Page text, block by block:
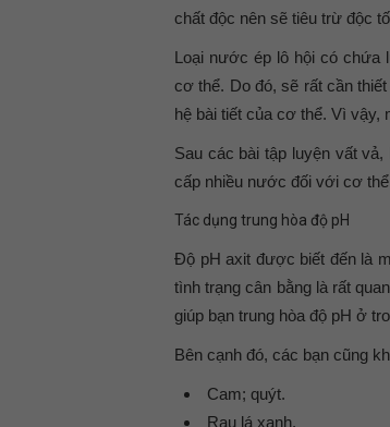
chất độc nên sẽ tiêu trừ độc
Loại nước ép lô hội có chứa
cơ thể. Do đó, sẽ rất cần
hệ bài tiết của cơ thể. Vì vậy,
Sau các bài tập luyện vất
cấp nhiều nước đối với cơ
Tác dụng trung hòa độ pH
Độ pH axit được biết đến là
tình trạng cân bằng là rất
giúp bạn trung hòa độ pH ở
Bên cạnh đó, các bạn cũng
Cam; quýt.
Rau lá xanh.